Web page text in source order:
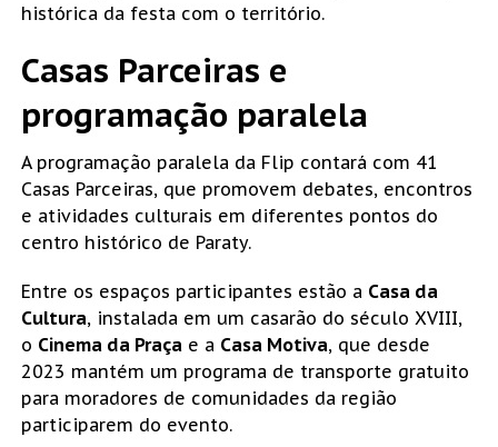
histórica da festa com o território.
Casas Parceiras e
programação paralela
A programação paralela da Flip contará com 41
Casas Parceiras, que promovem debates, encontros
e atividades culturais em diferentes pontos do
centro histórico de Paraty.
Entre os espaços participantes estão a Casa da
Cultura, instalada em um casarão do século XVIII,
o Cinema da Praça e a Casa Motiva, que desde
2023 mantém um programa de transporte gratuito
para moradores de comunidades da região
participarem do evento.